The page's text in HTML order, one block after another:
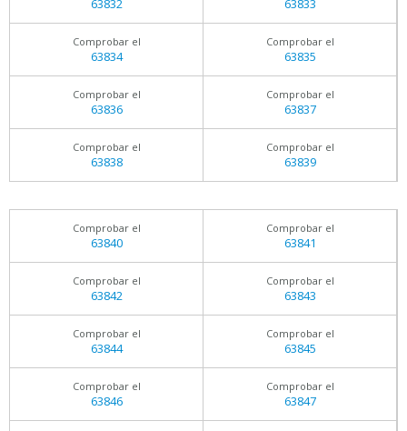
63832 63833
Comprobar el
63834
Comprobar el
63835
Comprobar el
63836
Comprobar el
63837
Comprobar el
63838
Comprobar el
63839
Comprobar el
63840
Comprobar el
63841
Comprobar el
63842
Comprobar el
63843
Comprobar el
63844
Comprobar el
63845
Comprobar el
63846
Comprobar el
63847